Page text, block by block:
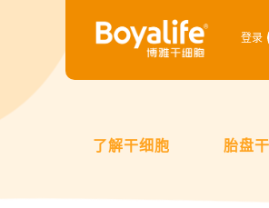
登录
了解干细胞 胎盘